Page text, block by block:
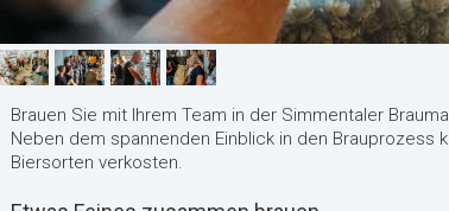
Brauen Sie mit Ihrem Team in der Simmentaler
Neben dem spannenden Einblick in den Brauprozess
Biersorten verkosten.